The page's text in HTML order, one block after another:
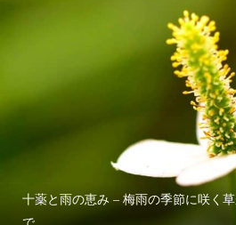
十薬と雨の恵み – 梅雨の季節に咲く